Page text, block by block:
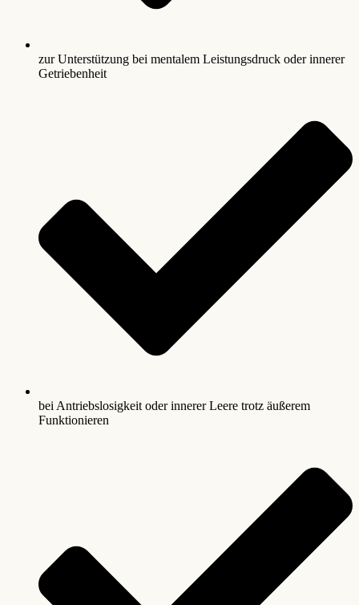
zur Unterstützung bei mentalem Leistungsdruck oder innerer
Getriebenheit
bei Antriebslosigkeit oder innerer Leere trotz äußerem
Funktionieren